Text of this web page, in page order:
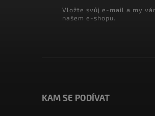
Vložte svůj e-mail a my
našem e-shopu.
KAM SE PODÍVAT